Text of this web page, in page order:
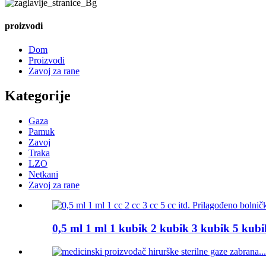
proizvodi
Dom
Proizvodi
Zavoj za rane
Kategorije
Gaza
Pamuk
Zavoj
Traka
LZO
Netkani
Zavoj za rane
0,5 ml 1 ml 1 kubik 2 kubik 3 kubik 5